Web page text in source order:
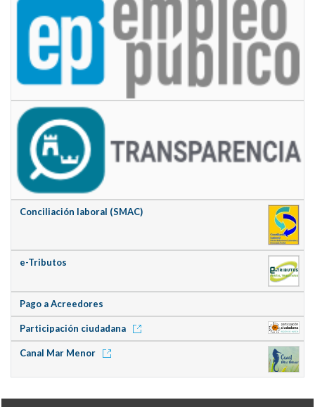
Conciliación laboral (SMAC)
e-Tributos
Pago a Acreedores
Participación ciudadana
Canal Mar Menor